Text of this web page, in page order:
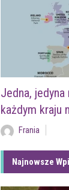
Jedna,
każdym kraju
Frania
Najnowsze